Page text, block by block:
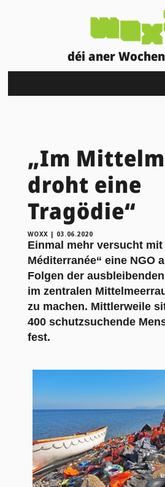
déi aner
„Im
droht eine
Tragödie“
WOXX | 03.06.2020
Einmal mehr versucht mit
Méditerranée“ eine NGO
Folgen der
im zentralen
zu machen. Mittlerweile
400 schutzsuchende
fest.